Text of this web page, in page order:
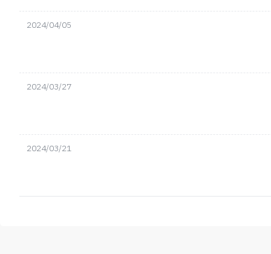
2024/04/05
2024/03/27
2024/03/21